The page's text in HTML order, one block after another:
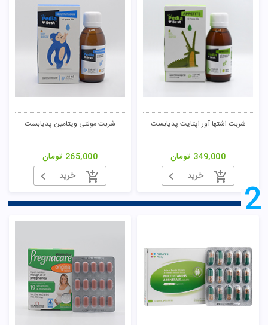
شربت اشتها آور اپتایت پدیابست
349,000 تومان
خرید
شربت مولتی ویتامین پدیابست
265,000 تومان
خرید
2